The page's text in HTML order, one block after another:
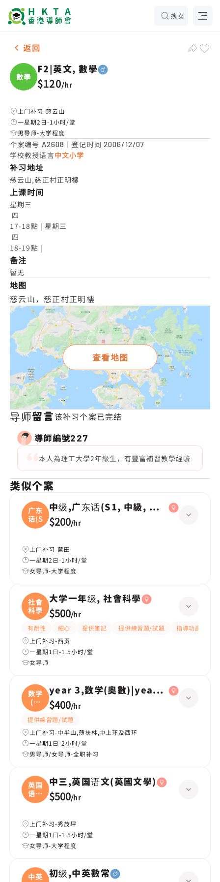
搜索
男-1名 F2|英文, 數學，慈云山 补习推介
返回
數學
F2|英文, 數學
$120/hr
上门补习-慈云山
一星期2日-1小时/堂
男导师-大学程度
个案编号 A2608 ｜登记时间 2006/12/07
学校教授语言中文小学
补习地址
慈云山,慈正村正明樓
上课时间
星期三
17-18點 | 星期三
18-19點 |
备注
暂无
地图
慈云山，慈正村正明樓
查看地图
导师留言该补习个案已完结
導師編號227
本人為理工大學2年級生，有豐富補習教學經驗
类似个案
广东
话(S
中级,广东话(S1, 中級, 學校課程)
$200/hr
上门补习-蓝田
一星期2日-1小时/堂
女导师-大学程度
社會
科學
大学一年级, 社會科學
$500/hr
有耐性 細心 提供筆記 提供練習題/試題 指導功課
上门补习-西贡
一星期1日-1.5小时/堂
女导师
数学
(奧
數
year 3,数学(奧數)|year 2,数学(奧數)
$400/hr
提供練習題/試題
上门补习-中半山,薄扶林,中上环及西环
一星期1日-2小时/堂
男导师/女导师-全职补习
英国
语文
(
中三,英国语文(英國文學)
$500/hr
上门补习-秀茂坪
一星期1日-1.5小时/堂
女导师-大学程度
中英
初级,中英數常